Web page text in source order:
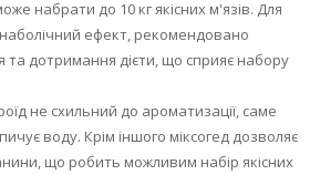
набрати до 10 кг якісних м'язів. Для
ефект, рекомендовано
та дотримання дієти, що сприяє набору
не схильний до ароматизації, саме
воду. Крім іншого міксогед дозволяє
що робить можливим набір якісних